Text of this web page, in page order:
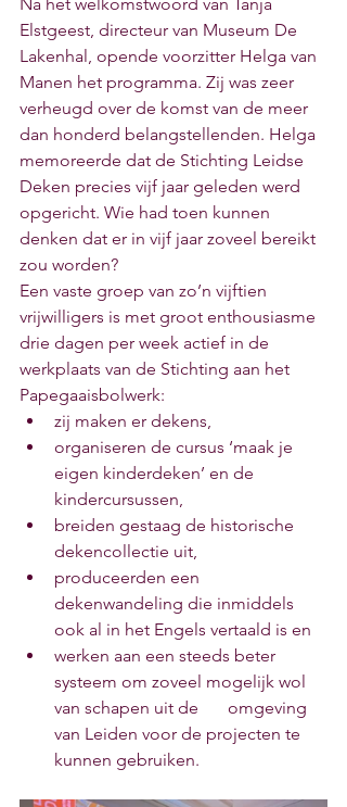
Elstgeest, directeur van Museum De
Lakenhal, opende voorzitter Helga van
Manen het programma. Zij was zeer
verheugd over de komst van de meer
dan honderd belangstellenden. Helga
memoreerde dat de Stichting Leidse
Deken precies vijf jaar geleden werd
opgericht. Wie had toen kunnen
denken dat er in vijf jaar zoveel bereikt
zou worden?
Een vaste groep van zo’n vijftien
vrijwilligers is met groot enthousiasme
drie dagen per week actief in de
werkplaats van de Stichting aan het
Papegaaisbolwerk:
zij maken er dekens,
organiseren de cursus ‘maak je
eigen kinderdeken’ en de
kindercursussen,
breiden gestaag de historische
dekencollectie uit,
produceerden een
dekenwandeling die inmiddels
ook al in het Engels vertaald is en
werken aan een steeds beter
systeem om zoveel mogelijk wol
van schapen uit de 	omgeving
van Leiden voor de projecten te
kunnen gebruiken.